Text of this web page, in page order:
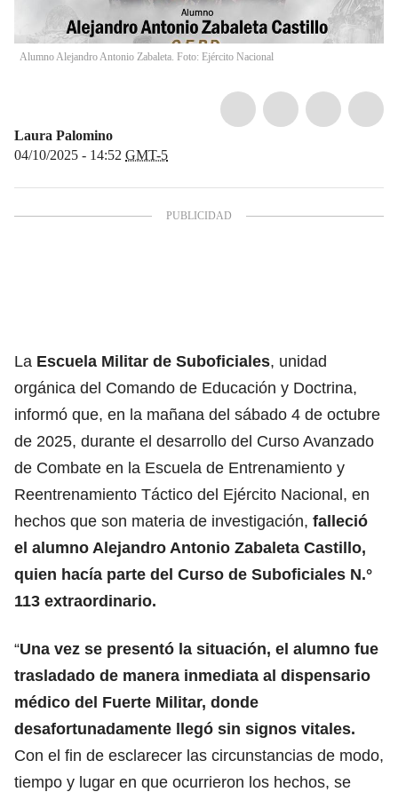
Alumno Alejandro Antonio Zabaleta. Foto: Ejército Nacional
Laura Palomino
04/10/2025 - 14:52 GMT-5
La Escuela Militar de Suboficiales, unidad
orgánica del Comando de Educación y Doctrina,
informó que, en la mañana del sábado 4 de octubre
de 2025, durante el desarrollo del Curso Avanzado
de Combate en la Escuela de Entrenamiento y
Reentrenamiento Táctico del Ejército Nacional, en
hechos que son materia de investigación, falleció
el alumno Alejandro Antonio Zabaleta Castillo,
quien hacía parte del Curso de Suboficiales N.°
113 extraordinario.
“Una vez se presentó la situación, el alumno fue
trasladado de manera inmediata al dispensario
médico del Fuerte Militar, donde
desafortunadamente llegó sin signos vitales.
Con el fin de esclarecer las circunstancias de modo,
tiempo y lugar en que ocurrieron los hechos, se